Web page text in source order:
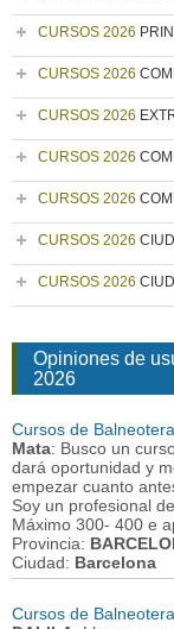
CURSOS 2026
CURSOS 2026
CURSOS 2026
CURSOS 2026
CURSOS 2026
CURSOS 2026
CURSOS 2026
Opiniones de
2026
Cursos de
Mata: Busco un
dará oportunidad y
empezar cuanto
Soy un profesional
Máximo 300- 400 e
Provincia:
Ciudad: Barcelona
Cursos de